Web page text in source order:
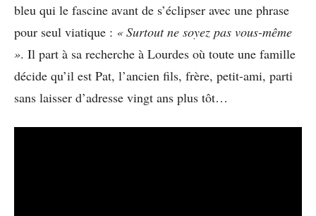
bleu qui le fascine avant de s’éclipser avec une phrase
pour seul viatique : « Surtout ne soyez pas vous-même
». Il part à sa recherche à Lourdes où toute une famille
décide qu’il est Pat, l’ancien fils, frère, petit-ami, parti
sans laisser d’adresse vingt ans plus tôt…